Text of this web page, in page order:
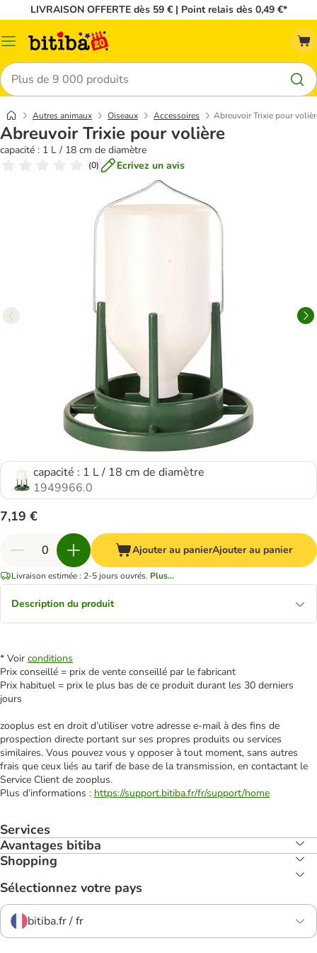
LIVRAISON OFFERTE dès 59 € | Point relais dès 0,49 €*
Menu
Rechercher
Autres animaux Oiseaux Accessoires Abreuvoir Trixie pour
Abreuvoir Trixie pour volière
capacité : 1 L / 18 cm de diamètre
(0) Ecrivez un avis
capacité : 1 L / 18 cm de diamètre
1949966.0
7,19 €
Ajouter au panierAjouter au panier
Livraison estimée : 2-5 jours ouvrés. Plus...
Description du produit
* Voir conditions
Prix conseillé = prix de vente conseillé par le fabricant
Prix habituel = prix le plus bas de ce produit durant les 30 derniers
jours
zooplus est en droit d’utiliser votre adresse e‑mail à des fins de
prospection directe portant sur ses propres produits ou services
similaires. Vous pouvez vous y opposer à tout moment, sans autres
frais que ceux liés au tarif de base de la transmission, en contactant le
Service Client de zooplus.
Plus d’informations : https://support.bitiba.fr/fr/support/home
Services
Avantages bitiba
Shopping
Sélectionnez votre pays
bitiba.fr / fr